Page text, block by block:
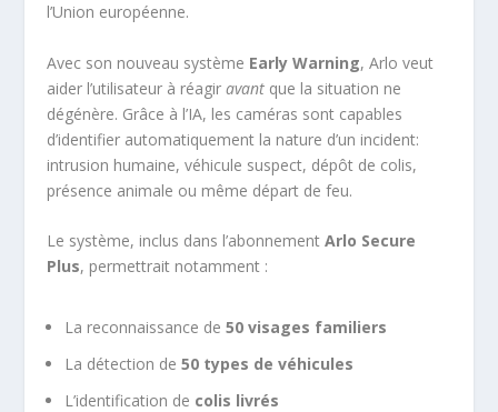
l’Union européenne.
Avec son nouveau système Early Warning, Arlo veut
aider l’utilisateur à réagiravant que la situation ne
dégénère. Grâce à l’IA, les caméras sont capables
d’identifier automatiquement la nature d’un incident:
intrusion humaine, véhicule suspect, dépôt de colis,
présence animale ou même départ de feu.
Le système, inclus dans l’abonnementArlo Secure
Plus, permettrait notamment :
La reconnaissance de50 visages familiers
La détection de50 types de véhicules
L’identification de colis livrés